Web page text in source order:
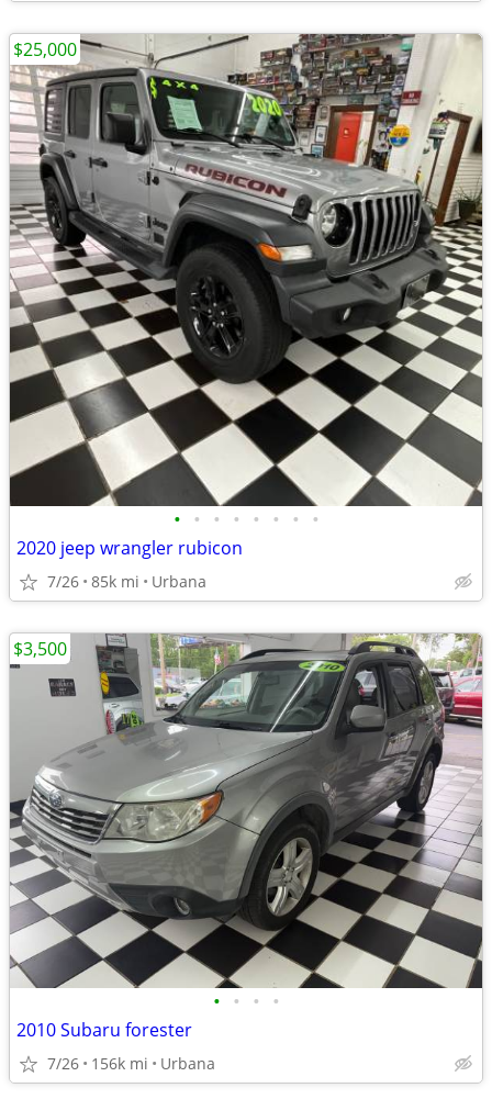
• • • • • • • •
2020 jeep wrangler rubicon
7/26 85k mi Urbana
$25,000
• • • •
2010 Subaru forester
7/26 156k mi Urbana
$3,500